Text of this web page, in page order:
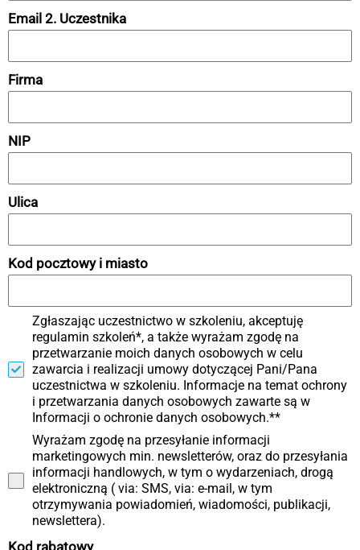
Email 2. Uczestnika
Firma
NIP
Ulica
Kod pocztowy i miasto
Zgłaszając uczestnictwo w szkoleniu, akceptuję
regulamin szkoleń*, a także wyrażam zgodę na
przetwarzanie moich danych osobowych w celu
zawarcia i realizacji umowy dotyczącej Pani/Pana
uczestnictwa w szkoleniu. Informacje na temat ochrony
i przetwarzania danych osobowych zawarte są w
Informacji o ochronie danych osobowych.**
Wyrażam zgodę na przesyłanie informacji
marketingowych min. newsletterów, oraz do przesyłania
informacji handlowych, w tym o wydarzeniach, drogą
elektroniczną ( via: SMS, via: e-mail, w tym
otrzymywania powiadomień, wiadomości, publikacji,
newslettera).
Kod rabatowy